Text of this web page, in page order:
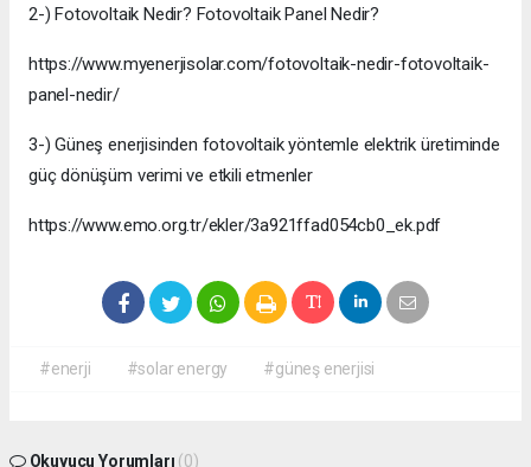
2-) Fotovoltaik Nedir? Fotovoltaik Panel Nedir?
https://www.myenerjisolar.com/fotovoltaik-nedir-fotovoltaik-
panel-nedir/
3-) Güneş enerjisinden fotovoltaik yöntemle elektrik üretiminde
güç dönüşüm verimi ve etkili etmenler
https://www.emo.org.tr/ekler/3a921ffad054cb0_ek.pdf
#enerji #solar energy #güneş enerjisi
Okuyucu Yorumları (0)